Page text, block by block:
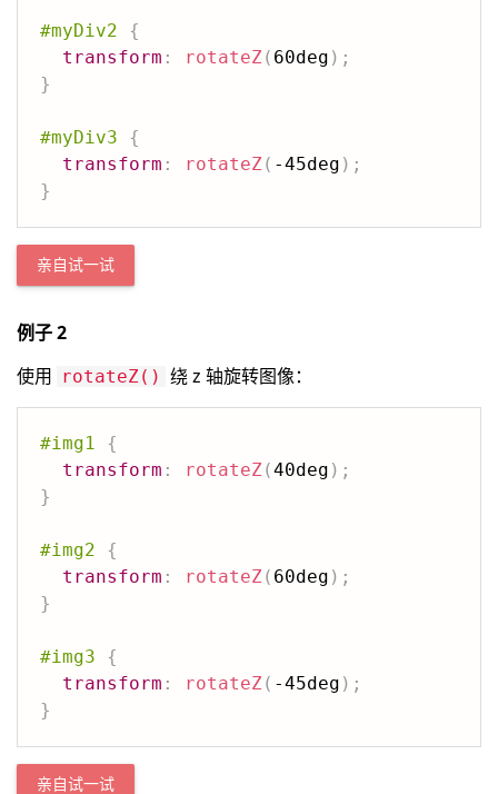
#myDiv2
{
transform : rotateZ( 60deg ) ;
}
#myDiv3
{
transform : rotateZ( -45deg ) ;
}
亲自试一试
例子 2
使用 rotateZ() 绕 z 轴旋转图像：
#img1
{
transform : rotateZ(40deg ) ;
}
#img2
{
transform : rotateZ( 60deg ) ;
}
#img3
{
transform : rotateZ( -45deg ) ;
}
亲自试一试